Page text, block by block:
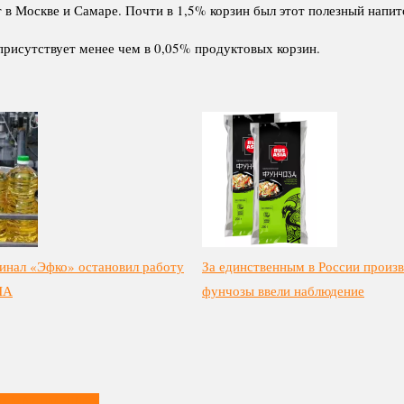
и Самаре. Почти в 1,5% корзин был этот полезный
менее чем в 0,05% продуктовых корзин.
«Эфко» остановил работу
За единственным в России
фунчозы ввели наблюдение